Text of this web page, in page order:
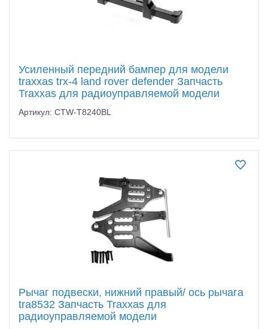
Усиленный передний бампер для модели
traxxas trx-4 land rover defender Запчасть
Traxxas для радиоуправляемой модели
Артикул: CTW-T8240BL
Рычаг подвески, нижний правый/ ось рычага
tra8532 Запчасть Traxxas для
радиоуправляемой модели